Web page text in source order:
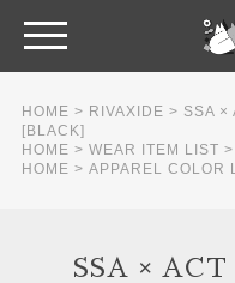
HOME > RIVAXIDE > SSA ×
[BLACK]
HOME > WEAR ITEM LIST >
HOME > APPAREL COLOR
SSA ×